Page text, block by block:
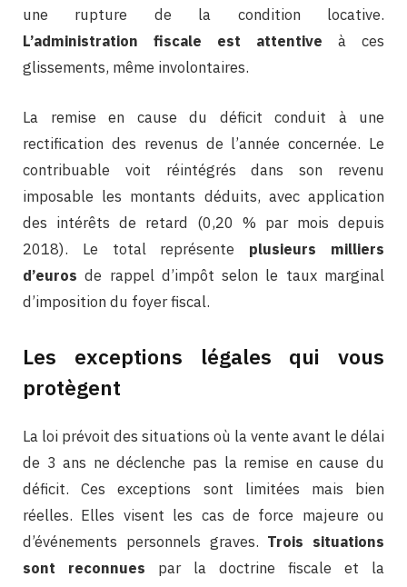
une rupture de la condition locative.
L’administration fiscale est attentive à ces
glissements, même involontaires.
La remise en cause du déficit conduit à une
rectification des revenus de l’année concernée. Le
contribuable voit réintégrés dans son revenu
imposable les montants déduits, avec application
des intérêts de retard (0,20 % par mois depuis
2018). Le total représente plusieurs milliers
d’euros de rappel d’impôt selon le taux marginal
d’imposition du foyer fiscal.
Les exceptions légales qui vous
protègent
La loi prévoit des situations où la vente avant le délai
de 3 ans ne déclenche pas la remise en cause du
déficit. Ces exceptions sont limitées mais bien
réelles. Elles visent les cas de force majeure ou
d’événements personnels graves. Trois situations
sont reconnues par la doctrine fiscale et la